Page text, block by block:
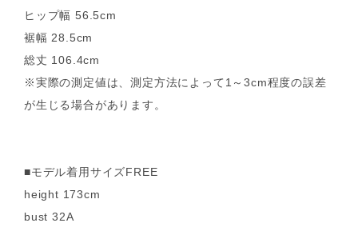
ヒップ幅 56.5cm
裾幅 28.5cm
総丈 106.4cm
※実際の測定値は、測定方法によって1～3cm程度の誤差
が生じる場合があります。
■モデル着用サイズFREE
height 173cm
bust 32A